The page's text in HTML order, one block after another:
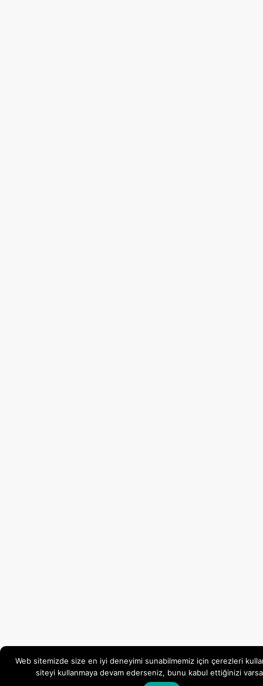
Web sitemizde size en iyi deneyimi sunabilmemiz için çerezleri
siteyi kullanmaya devam ederseniz, bunu kabul ettiğinizi